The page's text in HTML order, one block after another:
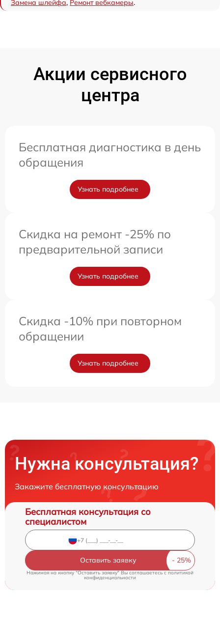
Замена шлейфа, Ремонт вебкамеры.
Акции сервисного
центра
Бесплатная диагностика в день
обращения
Узнать подробнее
Скидка на ремонт -25% по
предварительной записи
Узнать подробнее
Скидка -10% при повторном
обращении
Узнать подробнее
Нужна консультация?
Закажите бесплатную консультацию
Бесплатная консультация со
специалистом
Оставить заявку
Нажимая на кнопку "Оставить заявку" Вы соглашаетесь cполитикой
конфиденциальности